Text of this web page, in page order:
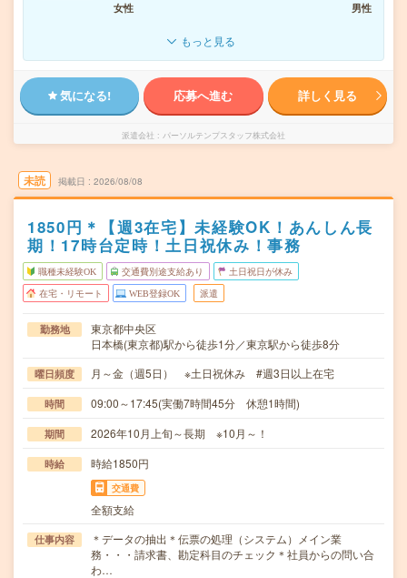
女性
男性
もっと見る
気になる! 応募へ進む 詳しく見る
派遣会社 パーソルテンプスタッフ株式会社
未読 掲載日 2026/08/08
1850円＊【週3在宅】未経験OK！あんしん長
期！17時台定時！土日祝休み！事務
職種未経験OK 交通費別途支給あり 土日祝日が休み
在宅・リモート WEB登録OK 派遣
勤務地
東京都中央区
日本橋(東京都)駅から徒歩1分／東京駅から徒歩8分
曜日頻度 月～金（週5日） ※土日祝休み #週3日以上在宅
時間 09:00～17:45(実働7時間45分 休憩1時間)
期間 2026年10月上旬～長期 ※10月～！
時給 時給1850円
交通費
全額支給
仕事内容
＊データの抽出＊伝票の処理（システム）メイン業
務・・・請求書、勘定科目のチェック＊社員からの問い合
わ…